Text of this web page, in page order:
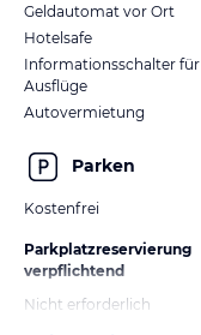
Geldautomat vor Ort
Hotelsafe
Informationsschalter für
Ausflüge
Autovermietung
Parken
Kostenfrei
Parkplatzreservierung
verpflichtend
Nicht erforderlich